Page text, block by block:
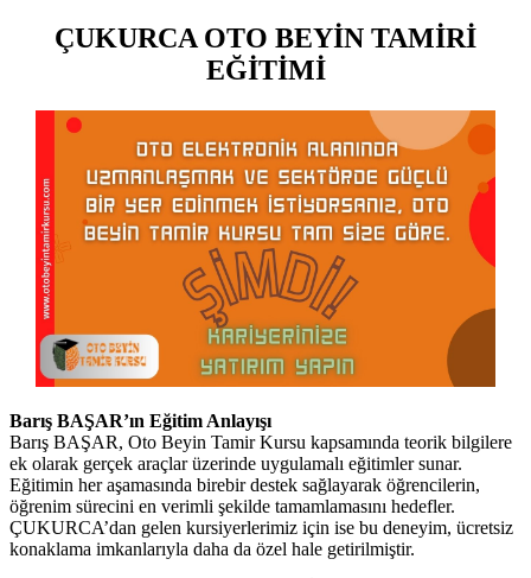
ÇUKURCA OTO BEYİN TAMİRİ
EĞİTİMİ
Barış BAŞAR’ın Eğitim Anlayışı
Barış BAŞAR, Oto Beyin Tamir Kursu kapsamında teorik bilgilere
ek olarak gerçek araçlar üzerinde uygulamalı eğitimler sunar.
Eğitimin her aşamasında birebir destek sağlayarak öğrencilerin,
öğrenim sürecini en verimli şekilde tamamlamasını hedefler.
ÇUKURCA’dan gelen kursiyerlerimiz için ise bu deneyim, ücretsiz
konaklama imkanlarıyla daha da özel hale getirilmiştir.